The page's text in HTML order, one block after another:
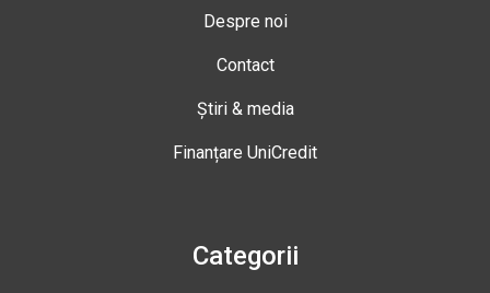
Despre noi
Contact
Știri & media
Finanțare UniCredit
Categorii